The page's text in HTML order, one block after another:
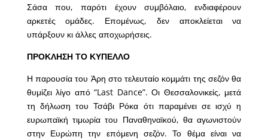
Σάσα που, παρότι έχουν συμβόλαιο, ενδιαφέρουν
αρκετές ομάδες. Επομένως, δεν αποκλείεται να
υπάρξουν κι άλλες αποχωρήσεις.
ΠΡΟΚΛΗΣΗ ΤΟ ΚΥΠΕΛΛΟ
Η παρουσία του Άρη στο τελευταίο κομμάτι της σεζόν θα
θυμίζει λίγο από “Last Dance”. Οι Θεσσαλονικείς, μετά
τη δήλωση του Τσάβι Ρόκα ότι παραμένει σε ισχύ η
ευρωπαϊκή τιμωρία του Παναθηναϊκού, θα αγωνιστούν
στην Ευρώπη την επόμενη σεζόν. Το θέμα είναι να